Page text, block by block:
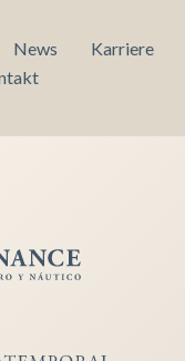
News
Karriere